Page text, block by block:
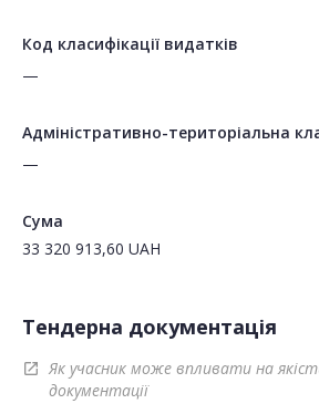
Код класифікації видатків
—
Адміністративно-територіальна
—
Сума
33 320 913,60 UAH
Тендерна документація
open_in_new
Як учасник може впливати на
документації